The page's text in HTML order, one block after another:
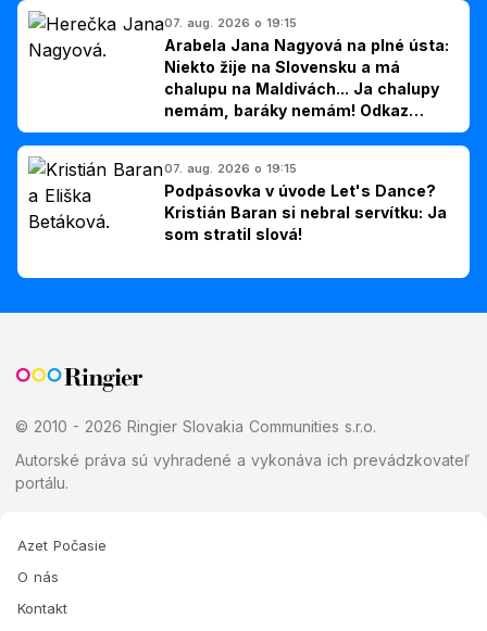
07. aug. 2026 o 19:15
Arabela Jana Nagyová na plné ústa:
Niekto žije na Slovensku a má
chalupu na Maldivách... Ja chalupy
nemám, baráky nemám! Odkaz
Slovákom
07. aug. 2026 o 19:15
Podpásovka v úvode Let's Dance?
Kristián Baran si nebral servítku: Ja
som stratil slová!
© 2010 - 2026 Ringier Slovakia Communities s.r.o.
Autorské práva sú vyhradené a vykonáva ich prevádzkovateľ
portálu.
Azet Počasie
O nás
Kontakt